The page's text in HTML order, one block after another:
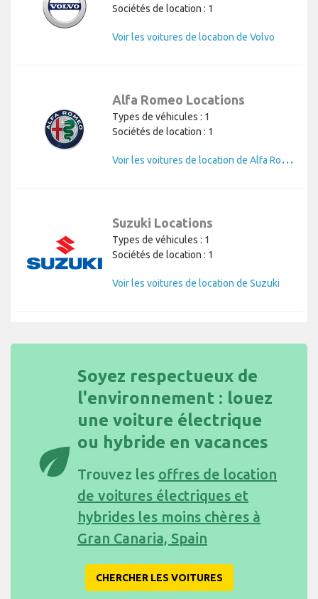
Sociétés de location : 1
Voir les voitures de location de Volvo
Alfa Romeo Locations
Types de véhicules : 1
Sociétés de location : 1
V
oir les voitures de location de Alfa Romeo
Suzuki Locations
Types de véhicules : 1
Sociétés de location : 1
Voir les voitures de location de Suzuki
eco
Soyez respectueux de
l'environnement : louez
une voiture électrique
ou hybride en vacances
Trouvez les offres de location
de voitures électriques et
hybrides les moins chères à
Gran Canaria, Spain
CHERCHER LES VOITURES